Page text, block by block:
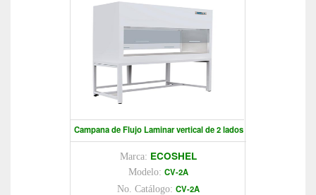
Campana de Flujo Laminar vertical de 2 lados
Marca: ECOSHEL
Modelo: CV-2A
No. Catálogo: CV-2A